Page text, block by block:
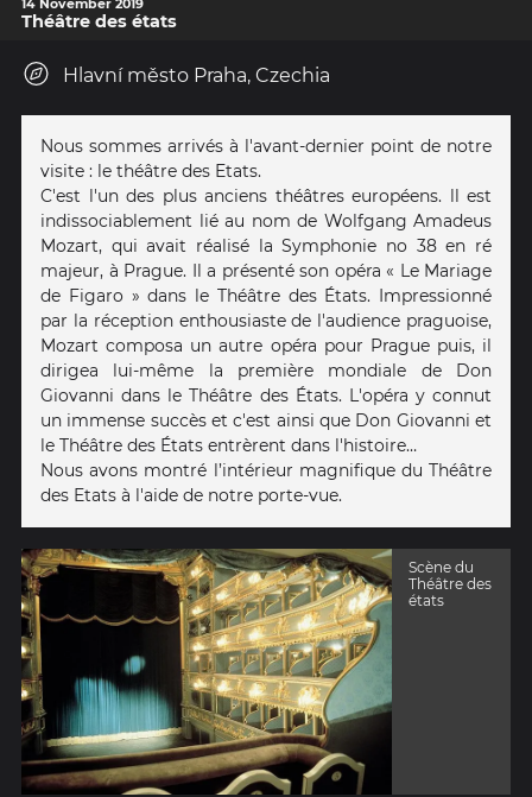
Théâtre des états
Hlavní město Praha, Czechia
Nous sommes arrivés à l'avant-dernier point de notre
visite : le théâtre des Etats.
C'est l'un des plus anciens théâtres européens. ll est
indissociablement lié au nom de Wolfgang Amadeus
Mozart, qui avait réalisé la Symphonie no 38 en ré
majeur, à Prague. Il a présenté son opéra « Le Mariage
de Figaro » dans le Théâtre des États. Impressionné
par la réception enthousiaste de l'audience praguoise,
Mozart composa un autre opéra pour Prague puis, il
dirigea lui-même la première mondiale de Don
Giovanni dans le Théâtre des États. L'opéra y connut
un immense succès et c'est ainsi que Don Giovanni et
le Théâtre des États entrèrent dans l'histoire…
Nous avons montré l’intérieur magnifique du Théâtre
des Etats à l'aide de notre porte-vue.
Scène du
Théâtre des
états